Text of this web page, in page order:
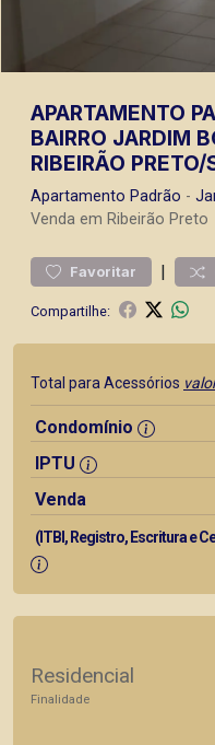
APARTAMENTO
BAIRRO JARDIM
RIBEIRÃO PRETO/
Apartamento Padrão -
Venda em Ribeirão Preto
Favoritar |
Compartilhe:
Total para Acessórios
Condomínio
IPTU
Venda
(ITBI, Registro, Escritura e
Residencial
Finalidade